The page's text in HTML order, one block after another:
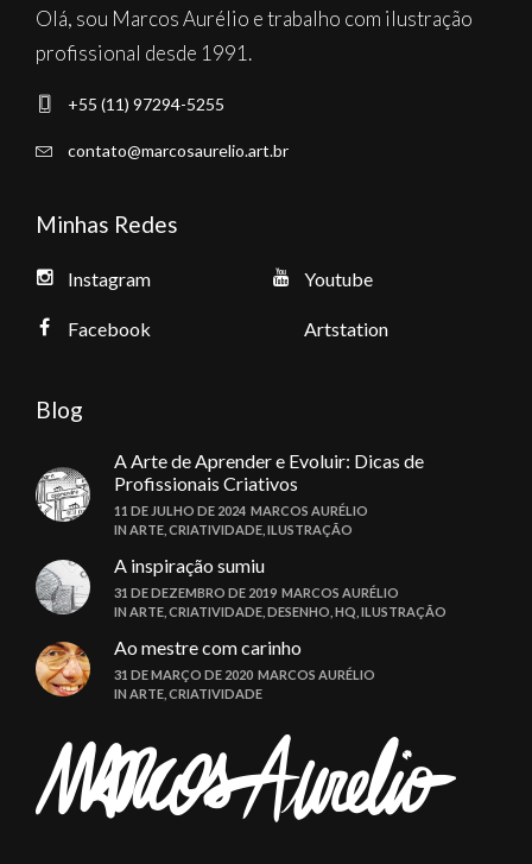
Olá, sou Marcos Aurélio e trabalho com ilustração
profissional desde 1991.
+55 (11) 97294-5255
contato@marcosaurelio.art.br
Minhas Redes
Instagram
Facebook
Youtube
Artstation
Blog
A Arte de Aprender e Evoluir: Dicas de
Profissionais Criativos
11 DE JULHO DE 2024 MARCOS AURÉLIO
IN ARTE CRIATIVIDADE ILUSTRAÇÃO
A inspiração sumiu
31 DE DEZEMBRO DE 2019 MARCOS AURÉLIO
IN ARTE CRIATIVIDADE DESENHO HQ ILUSTRAÇÃO
Ao mestre com carinho
31 DE MARÇO DE 2020 MARCOS AURÉLIO
IN ARTE CRIATIVIDADE